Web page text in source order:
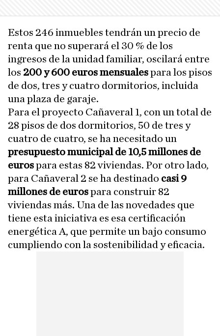
Estos 246 inmuebles tendrán un precio de
renta que no superará el 30 % de los
ingresos de la unidad familiar, oscilará entre
los 200 y 600 euros mensualespara los pisos
de dos, tres y cuatro dormitorios, incluida
una plaza de garaje.
Para el proyecto Cañaveral 1, con un total de
28 pisos de dos dormitorios, 50 de tres y
cuatro de cuatro, se ha necesitado un
presupuesto municipal de 10,5 millones de
eurospara estas 82 viviendas. Por otro lado,
para Cañaveral 2 se ha destinado casi 9
millones de eurospara construir 82
viviendas más. Una de las novedades que
tiene esta iniciativa es esa certificación
energética A, que permite un bajo consumo
cumpliendo con la sostenibilidad y eficacia.